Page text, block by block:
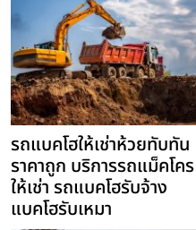
รถแบคโฮให้เช่าห้วยทับทัน
ราคาถูก บริการรถแม็คโคร
ให้เช่า รถแบคโฮรับจ้าง
แบคโฮรับเหมา